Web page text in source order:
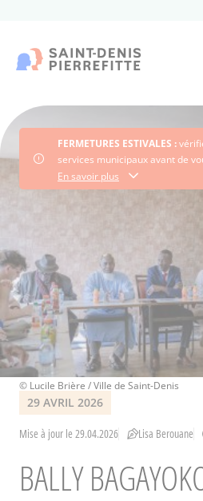
principal
FERMETURES ESTIVALES :
services municipaux avant de
Consultez les horaires
En savoir plus
29 AVRIL 2026
Mise à jour le 29.04.2026 Lisa Berouane
BALLY
Crédits
© Lucile Brière / Ville de Saint-Denis